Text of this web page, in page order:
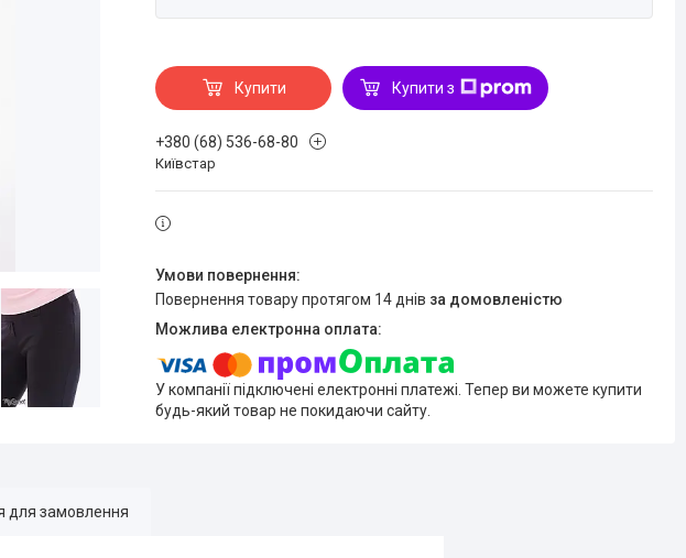
Купити Купити з
+380 (68) 536-68-80
Київстар
повернення товару протягом 14 днів за домовленістю
У компанії підключені електронні платежі. Тепер ви можете купити
будь-який товар не покидаючи сайту.
для замовлення